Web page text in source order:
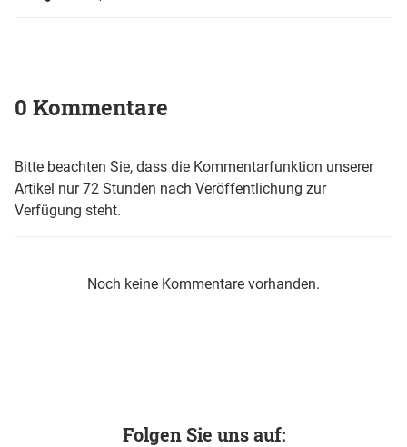
0 Kommentare
Bitte beachten Sie, dass die Kommentarfunktion unserer
Artikel nur 72 Stunden nach Veröffentlichung zur
Verfügung steht.
Noch keine Kommentare vorhanden.
Folgen Sie uns auf: